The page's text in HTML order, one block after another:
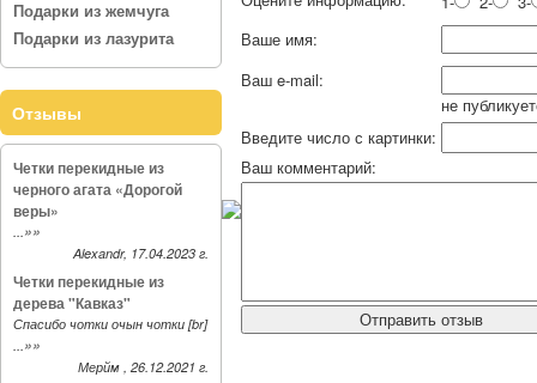
Подарки из жемчуга
Подарки из лазурита
Отзывы
Четки перекидные из
черного агата «Дорогой
веры»
...»»
Alexandr, 17.04.2023 г.
Четки перекидные из
дерева "Кавказ"
Спасибо чотки очын чотки [br]
...»»
Мерйм , 26.12.2021 г.
Ваше имя:
Ваш e-mail:
не
Введите число с картинки:
Ваш комментарий: